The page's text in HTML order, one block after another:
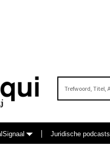
Juridische podcasts